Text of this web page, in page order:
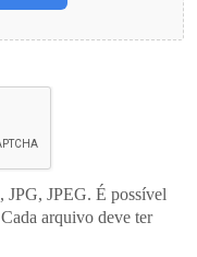
JPG, JPEG. É possível
arquivo deve ter